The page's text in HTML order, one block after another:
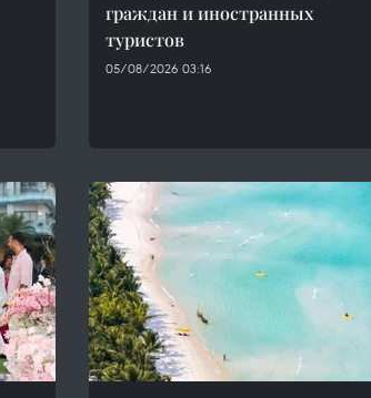
граждан и иностранных
туристов
05/08/2026 03:16